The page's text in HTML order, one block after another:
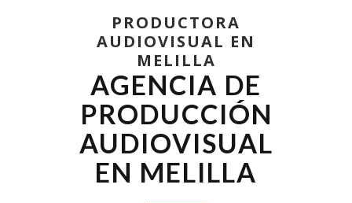
PRODUCTORA
AUDIOVISUAL EN
MELILLA
AGENCIA DE
PRODUCCIÓN
AUDIOVISUAL
EN MELILLA